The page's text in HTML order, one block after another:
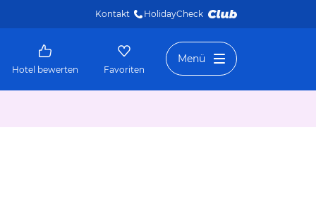
Kontakt HolidayCheck
Hotel bewerten Favoriten
Menü